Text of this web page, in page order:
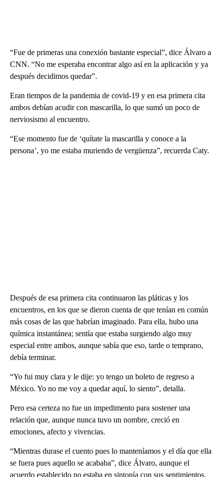
“Fue de primeras una conexión bastante especial”, dice Álvaro a
CNN. “No me esperaba encontrar algo así en la aplicación y ya
después decidimos quedar”.
Eran tiempos de la pandemia de covid-19 y en esa primera cita
ambos debían acudir con mascarilla, lo que sumó un poco de
nerviosismo al encuentro.
“Ese momento fue de ‘quítate la mascarilla y conoce a la
persona’, yo me estaba muriendo de vergüenza”, recuerda Caty.
Después de esa primera cita continuaron las pláticas y los
encuentros, en los que se dieron cuenta de que tenían en común
más cosas de las que habrían imaginado. Para ella, hubo una
química instantánea; sentía que estaba surgiendo algo muy
especial entre ambos, aunque sabía que eso, tarde o temprano,
debía terminar.
“Yo fui muy clara y le dije: yo tengo un boleto de regreso a
México. Yo no me voy a quedar aquí, lo siento”, detalla.
Pero esa certeza no fue un impedimento para sostener una
relación que, aunque nunca tuvo un nombre, creció en
emociones, afecto y vivencias.
“Mientras durase el cuento pues lo manteníamos y el día que ella
se fuera pues aquello se acababa”, dice Álvaro, aunque el
acuerdo establecido no estaba en sintonía con sus sentimientos.